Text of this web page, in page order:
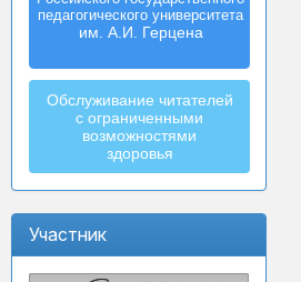
педагогического университета
им. А.И. Герцена
Journal of
Humanities & Sciences
Обслуживание читателей
с ограниченными
возможностями
здоровья
Участник